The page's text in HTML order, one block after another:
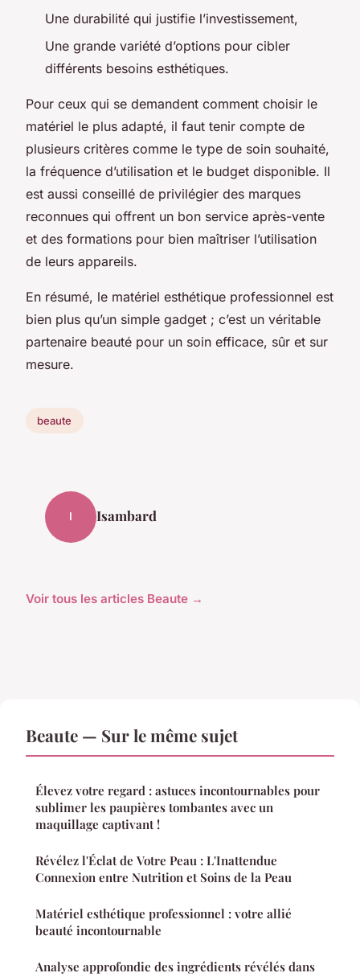
Une durabilité qui justifie l’investissement,
Une grande variété d’options pour cibler
différents besoins esthétiques.
Pour ceux qui se demandent comment choisir le
matériel le plus adapté, il faut tenir compte de
plusieurs critères comme le type de soin souhaité,
la fréquence d’utilisation et le budget disponible. Il
est aussi conseillé de privilégier des marques
reconnues qui offrent un bon service après-vente
et des formations pour bien maîtriser l’utilisation
de leurs appareils.
En résumé, le matériel esthétique professionnel est
bien plus qu’un simple gadget ; c’est un véritable
partenaire beauté pour un soin efficace, sûr et sur
mesure.
beaute
I Isambard
Voir tous les articles Beaute →
Beaute — Sur le même sujet
Élevez votre regard : astuces incontournables pour
sublimer les paupières tombantes avec un
maquillage captivant !
Révélez l'Éclat de Votre Peau : L'Inattendue
Connexion entre Nutrition et Soins de la Peau
Matériel esthétique professionnel : votre allié
beauté incontournable
Analyse approfondie des ingrédients révélés dans